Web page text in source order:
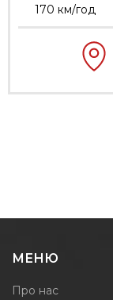
170 км/год
МЕНЮ
Про нас